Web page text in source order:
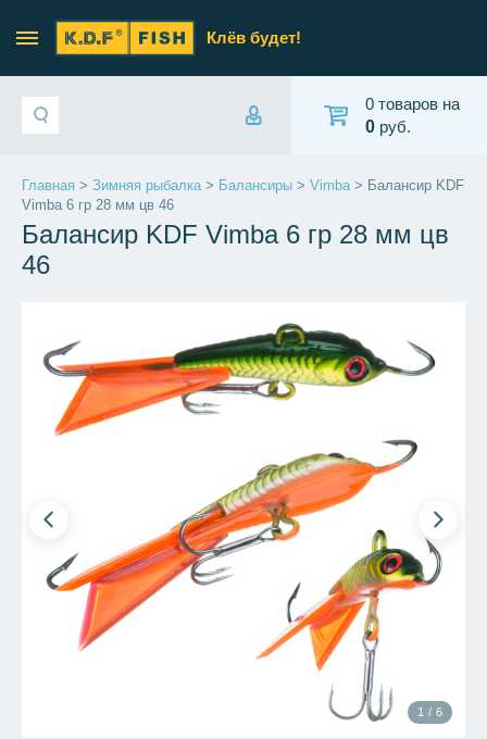
Клёв будет!
0 товаров на
0 руб.
Главная > Зимняя рыбалка> Балансиры > Vimba> Балансир KDF
Vimba 6 гр 28 мм цв 46
Балансир KDF Vimba 6 гр 28 мм цв
46
1 / 6